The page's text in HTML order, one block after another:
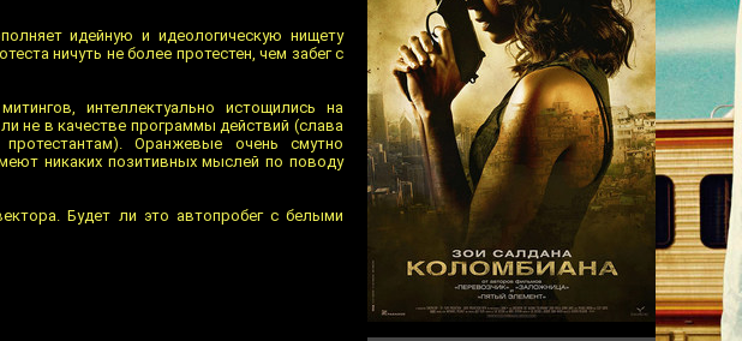
идейную и идеологическую нищету
ничуть не более протестен, чем забег с
интеллектуально истощились на
не в качестве программы действий (слава
Оранжевые очень смутно
никаких позитивных мыслей по поводу
Будет ли это автопробег с белыми